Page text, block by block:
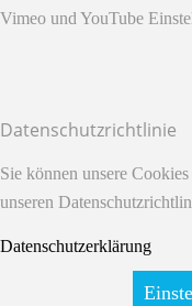
Vimeo und YouTube
Datenschutzrichtlinie
Sie können unsere
unseren
Datenschutzerklärung